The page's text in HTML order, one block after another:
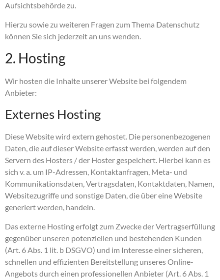
Aufsichtsbehörde zu.
Hierzu sowie zu weiteren Fragen zum Thema Datenschutz
können Sie sich jederzeit an uns wenden.
2. Hosting
Wir hosten die Inhalte unserer Website bei folgendem
Anbieter:
Externes Hosting
Diese Website wird extern gehostet. Die personenbezogenen
Daten, die auf dieser Website erfasst werden, werden auf den
Servern des Hosters / der Hoster gespeichert. Hierbei kann es
sich v. a. um IP-Adressen, Kontaktanfragen, Meta- und
Kommunikationsdaten, Vertragsdaten, Kontaktdaten, Namen,
Websitezugriffe und sonstige Daten, die über eine Website
generiert werden, handeln.
Das externe Hosting erfolgt zum Zwecke der Vertragserfüllung
gegenüber unseren potenziellen und bestehenden Kunden
(Art. 6 Abs. 1 lit. b DSGVO) und im Interesse einer sicheren,
schnellen und effizienten Bereitstellung unseres Online-
Angebots durch einen professionellen Anbieter (Art. 6 Abs. 1